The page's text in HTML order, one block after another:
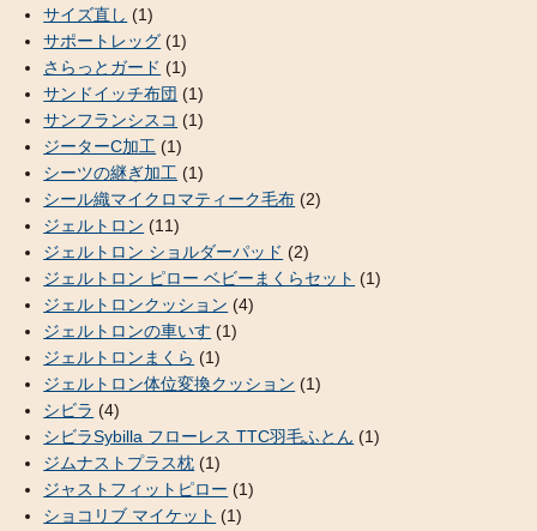
サイズ直し (1)
サポートレッグ (1)
さらっとガード (1)
サンドイッチ布団 (1)
サンフランシスコ (1)
ジーターC加工 (1)
シーツの継ぎ加工 (1)
シール織マイクロマティーク毛布 (2)
ジェルトロン (11)
ジェルトロン ショルダーパッド (2)
ジェルトロン ピロー ベビーまくらセット (1)
ジェルトロンクッション (4)
ジェルトロンの車いす (1)
ジェルトロンまくら (1)
ジェルトロン体位変換クッション (1)
シビラ (4)
シビラSybilla フローレス TTC羽毛ふとん (1)
ジムナストプラス枕 (1)
ジャストフィットピロー (1)
ショコリブ マイケット (1)